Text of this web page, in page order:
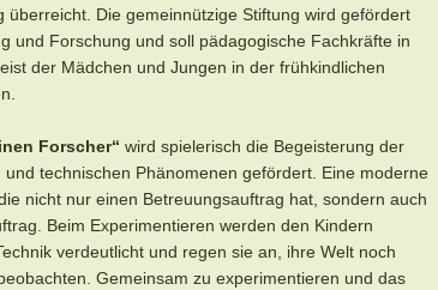
überreicht. Die gemeinnützige Stiftung wird gefördert
und Forschung und soll pädagogische Fachkräfte in
der Mädchen und Jungen in der frühkindlichen
Forscher“ wird spielerisch die Begeisterung der
technischen Phänomenen gefördert. Eine moderne
nicht nur einen Betreuungsauftrag hat, sondern auch
Beim Experimentieren werden den Kindern
verdeutlicht und regen sie an, ihre Welt noch
Gemeinsam zu experimentieren und das